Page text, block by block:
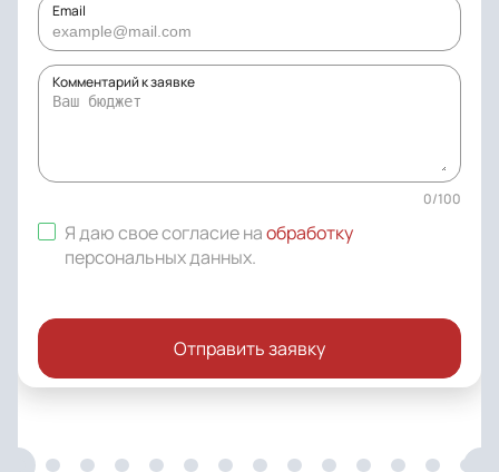
Email
Комментарий к заявке
0/100
Я даю свое согласие наобработку
персональных данных.
Отправить заявку